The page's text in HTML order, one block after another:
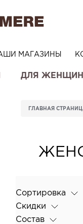
МАГАЗИНЫ
ДЛЯ ЖЕНЩИН
ГЛАВНАЯ
Сортировка
Скидки
Состав